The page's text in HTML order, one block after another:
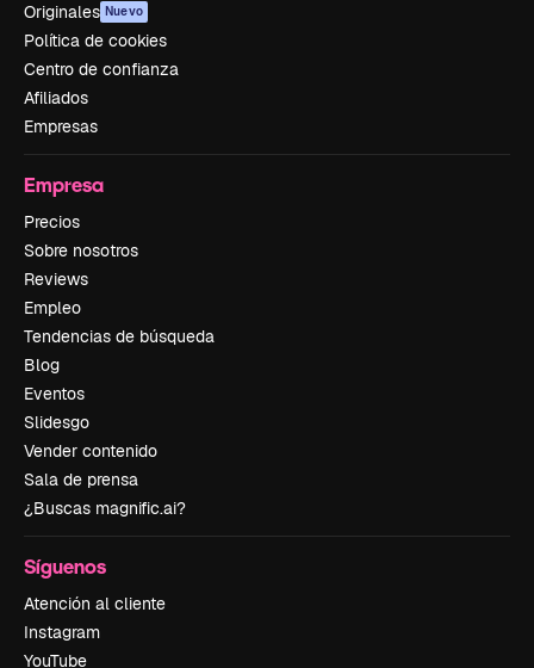
Originales Nuevo
Política de cookies
Centro de confianza
Afiliados
Empresas
Empresa
Precios
Sobre nosotros
Reviews
Empleo
Tendencias de búsqueda
Blog
Eventos
Slidesgo
Vender contenido
Sala de prensa
¿Buscas magnific.ai?
Síguenos
Atención al cliente
Instagram
YouTube